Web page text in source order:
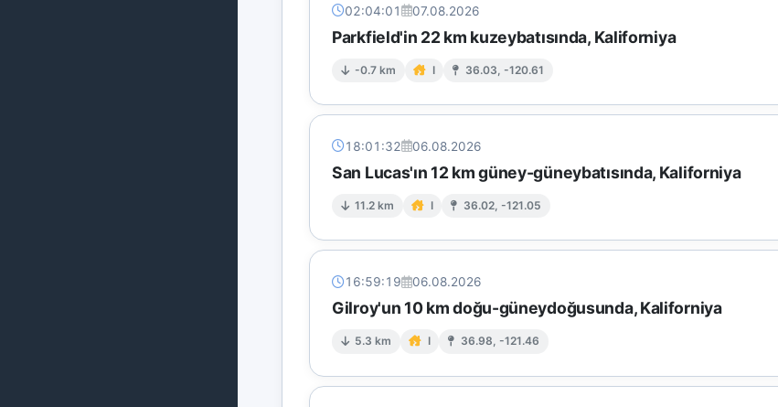
02:04:01 07.08.2026
Parkfield'in 22 km kuzeybatısında, Kaliforniya
-0.7 km I 36.03, -120.61
18:01:32 06.08.2026
San Lucas'ın 12 km güney-güneybatısında, Kaliforniya
11.2 km I 36.02, -121.05
16:59:19 06.08.2026
Gilroy'un 10 km doğu-güneydoğusunda, Kaliforniya
5.3 km I 36.98, -121.46